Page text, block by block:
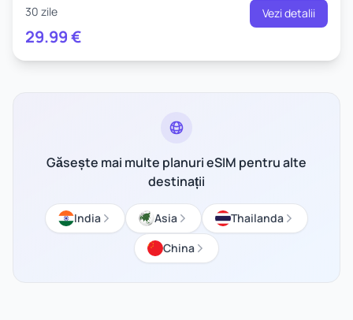
30 zile
29.99€
Vezi detalii
Găsește mai multe planuri eSIM pentru alte
destinații
India Asia
Thailanda
China